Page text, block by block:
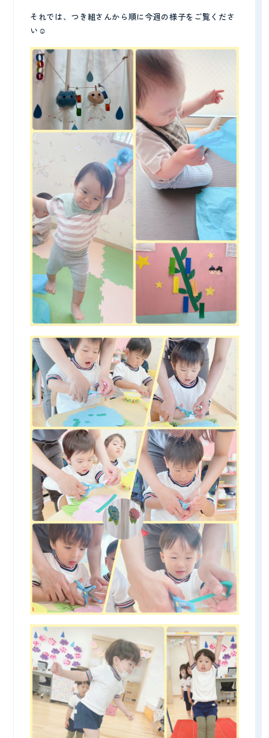
それでは、つき組さんから順に今週の様子をご覧くださ
い☺️